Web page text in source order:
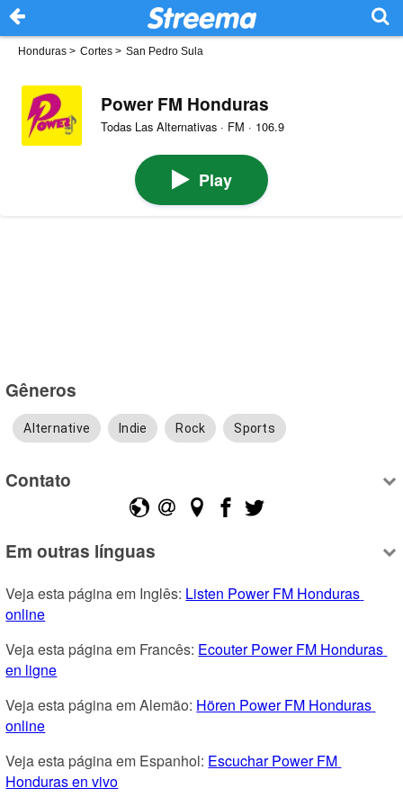
Honduras > Cortes > San Pedro Sula
Power FM Honduras
Todas Las Alternativas · FM · 106.9
Play
Gêneros
Alternative Indie Rock Sports
Contato
Em outras línguas
Veja esta página em Inglês: Listen Power FM Honduras
online
Veja esta página em Francês: Ecouter Power FM Honduras
en ligne
Veja esta página em Alemão: Hören Power FM Honduras
online
Veja esta página em Espanhol: Escuchar Power FM
Honduras en vivo